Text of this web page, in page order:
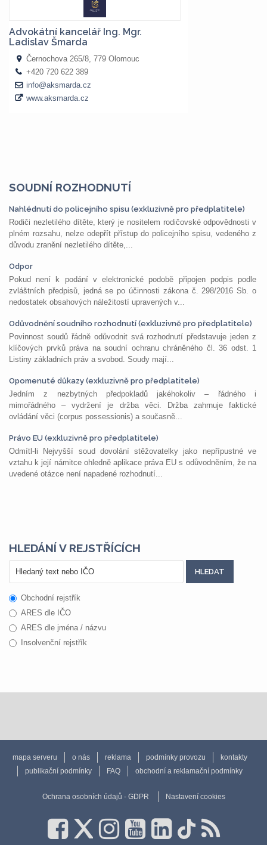
SOUDNÍ ROZHODNUTÍ
Nahlédnutí do policejního spisu (exkluzivně pro předplatitele)
Rodiči nezletilého dítěte, který je nositelem rodičovské odpovědnosti v
plném rozsahu, nelze odepřít přístup do policejního spisu, vedeného z
důvodu zranění nezletilého dítěte,...
Odpor
Pokud není k podání v elektronické podobě připojen podpis podle
zvláštních předpisů, jedná se po účinnosti zákona č. 298/2016 Sb. o
nedostatek obsahových náležitostí upravených v...
Odůvodnění soudního rozhodnutí (exkluzivně pro předplatitele)
Povinnost soudů řádně odůvodnit svá rozhodnutí představuje jeden z
klíčových prvků práva na soudní ochranu chráněného čl. 36 odst. 1
Listiny základních práv a svobod. Soudy mají...
Opomenuté důkazy (exkluzivně pro předplatitele)
Jedním z nezbytných předpokladů jakéhokoliv – řádného i
mimořádného – vydržení je držba věci. Držba zahrnuje faktické
ovládání věci (corpus possessionis) a současně...
Právo EU (exkluzivně pro předplatitele)
Odmítl-li Nejvyšší soud dovolání stěžovatelky jako nepřípustné ve
vztahu k její námitce ohledně aplikace práva EU s odůvodněním, že na
uvedené otázce není napadené rozhodnutí...
HLEDÁNÍ V REJSTŘÍCÍCH
Obchodní rejstřík
ARES dle IČO
ARES dle jména / názvu
Insolvenční rejstřík
mapa serveru o nás reklama podmínky provozu
kontakty
publikační podmínky
FAQ obchodní a reklamační podmínky
Ochrana osobních údajů - GDPR Nastavení cookies